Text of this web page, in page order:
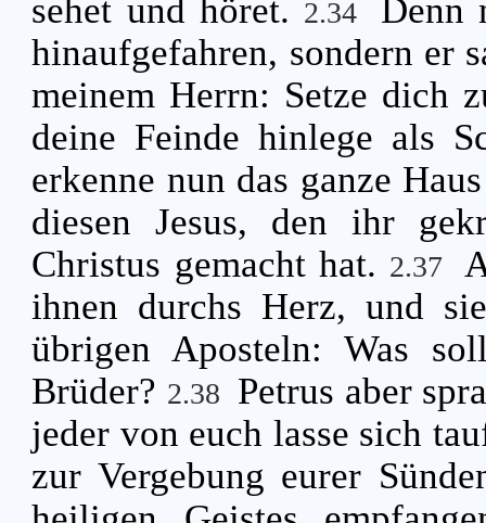
sehet und höret. 2.34
Denn
hinaufgefahren, sondern er
meinem Herrn: Setze dich
deine Feinde hinlege als
erkenne nun das ganze
diesen Jesus, den ihr
Christus gemacht hat. 2.37
ihnen durchs Herz, und
übrigen Aposteln: Was
Brüder? 2.38 Petrus aber
jeder von euch lasse sich
zur Vergebung eurer